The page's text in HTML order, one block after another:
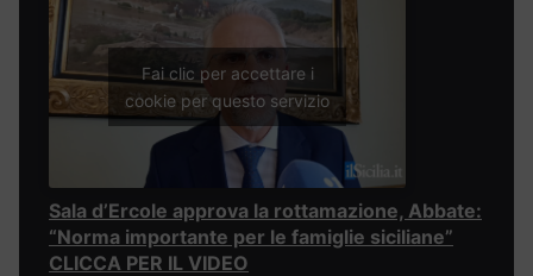
Fai clic per accettare i
cookie per questo servizio
Sala d’Ercole approva la rottamazione, Abbate:
“Norma importante per le famiglie siciliane”
CLICCA PER IL VIDEO